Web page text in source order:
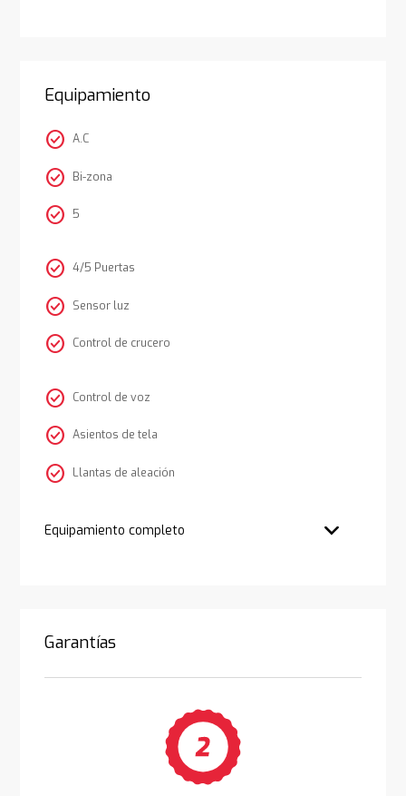
Equipamiento
check_circle A.C
check_circle Bi-zona
check_circle 5
check_circle 4/5 Puertas
check_circle Sensor luz
check_circle Control de crucero
check_circle Control de voz
check_circle Asientos de tela
check_circle Llantas de aleación
Equipamiento completo
Garantías